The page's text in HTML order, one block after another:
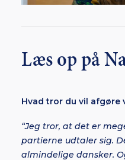
Læs op på
Hvad tror du vil afgøre
“Jeg tror, at det er
partierne udtaler sig.
almindelige dansker.